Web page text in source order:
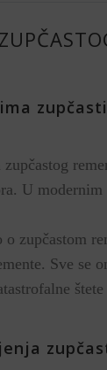
zupčastog
U modernim
zupčastom
Sve se